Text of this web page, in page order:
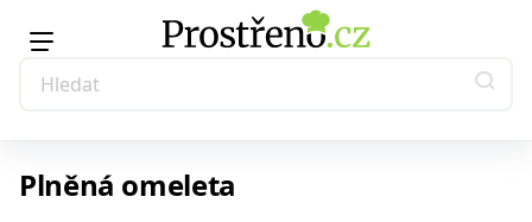
Plněná omeleta